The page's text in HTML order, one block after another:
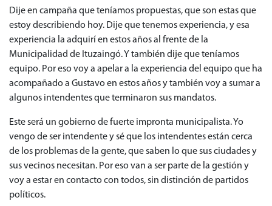
Dije en campaña que teníamos propuestas, que son estas que
estoy describiendo hoy. Dije que tenemos experiencia, y esa
experiencia la adquirí en estos años al frente de la
Municipalidad de Ituzaingó. Y también dije que teníamos
equipo. Por eso voy a apelar a la experiencia del equipo que ha
acompañado a Gustavo en estos años y también voy a sumar a
algunos intendentes que terminaron sus mandatos.
Este será un gobierno de fuerte impronta municipalista. Yo
vengo de ser intendente y sé que los intendentes están cerca
de los problemas de la gente, que saben lo que sus ciudades y
sus vecinos necesitan. Por eso van a ser parte de la gestión y
voy a estar en contacto con todos, sin distinción de partidos
políticos.